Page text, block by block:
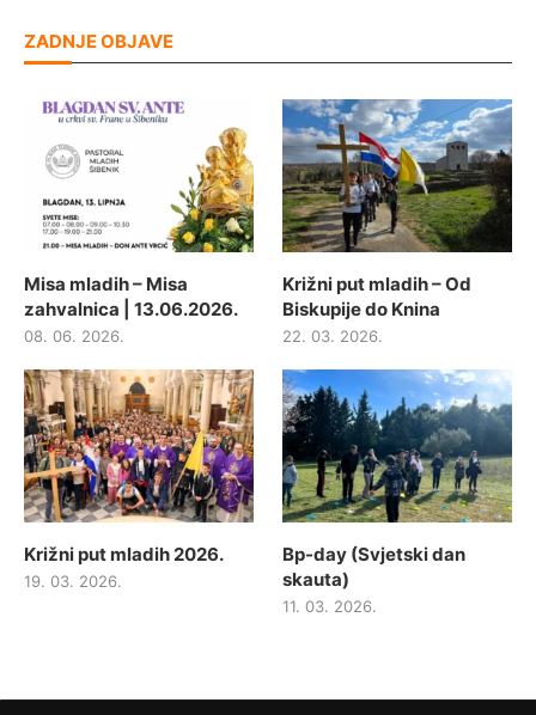
ZADNJE OBJAVE
Misa mladih – Misa
zahvalnica | 13.06.2026.
08. 06. 2026.
Križni put mladih – Od
Biskupije do Knina
22. 03. 2026.
Križni put mladih 2026.
19. 03. 2026.
Bp-day (Svjetski dan
skauta)
11. 03. 2026.